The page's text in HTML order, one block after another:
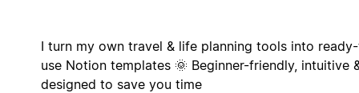
I turn my own travel & life planning tools into
use Notion templates 🌞 Beginner-friendly, intuitive
designed to save you time